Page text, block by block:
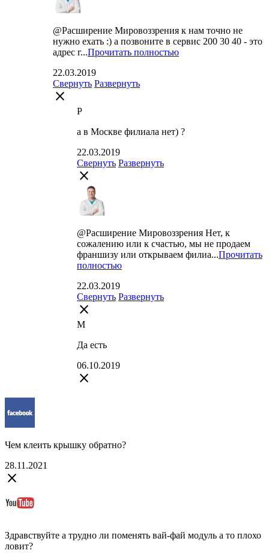
@Расширение Мировоззрения к нам точно не
нужно ехать :) а позвоните в сервис 200 30 40 - это
адрес г...Прочитать полностью
22.03.2019
Свернуть Развернуть
close
Р
а в Москве филиала нет) ?
22.03.2019
Свернуть Развернуть
close
@Расширение Мировоззрения Нет, к
сожалению или к счастью, мы не продаем
франшизу или открываем филиа...Прочитать
полностью
22.03.2019
Свернуть Развернуть
close
M
Да есть
06.10.2019
close
Чем клеить крышку обратно?
28.11.2021
close
Здравствуйте а трудно ли поменять вай-фай модуль а то плохо
ловит?